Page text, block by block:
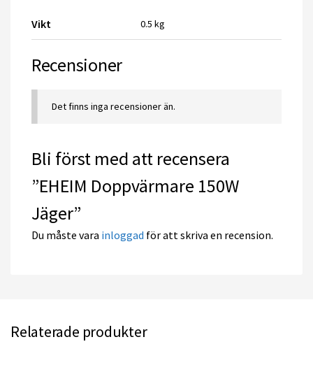
Vikt 0.5 kg
Recensioner
Det finns inga recensioner än.
Bli först med att recensera
”EHEIM Doppvärmare 150W
Jäger”
Du måste vara inloggad för att skriva en recension.
Relaterade produkter